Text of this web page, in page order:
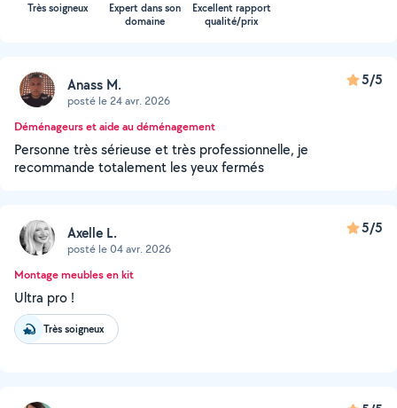
Très soigneux
Expert dans son
domaine
Excellent rapport
qualité/prix
Anass M.
posté le 24 avr. 2026
5/5
Déménageurs et aide au déménagement
Personne très sérieuse et très professionnelle, je
recommande totalement les yeux fermés
Axelle L.
posté le 04 avr. 2026
5/5
Montage meubles en kit
Ultra pro !
Très soigneux